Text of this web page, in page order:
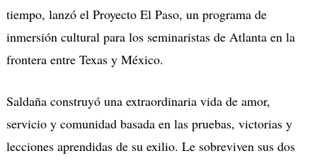
tiempo, lanzó el Proyecto El Paso, un programa de
inmersión cultural para los seminaristas de Atlanta en la
frontera entre Texas y México.
Saldaña construyó una extraordinaria vida de amor,
servicio y comunidad basada en las pruebas, victorias y
lecciones aprendidas de su exilio. Le sobreviven sus dos